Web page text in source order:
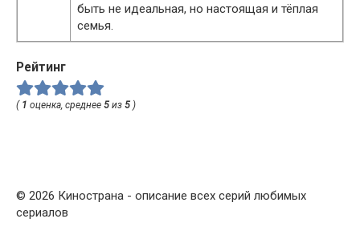
быть не идеальная, но настоящая и тёплая
семья.
Рейтинг
( 1 оценка, среднее 5 из 5 )
© 2026 Кинострана - описание всех серий любимых
сериалов